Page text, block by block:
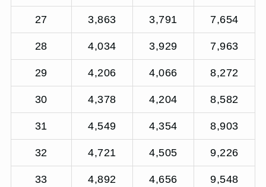
27 3,863 3,791 7,654
28 4,034 3,929 7,963
29 4,206 4,066 8,272
30 4,378 4,204 8,582
31 4,549 4,354 8,903
32 4,721 4,505 9,226
33 4,892 4,656 9,548